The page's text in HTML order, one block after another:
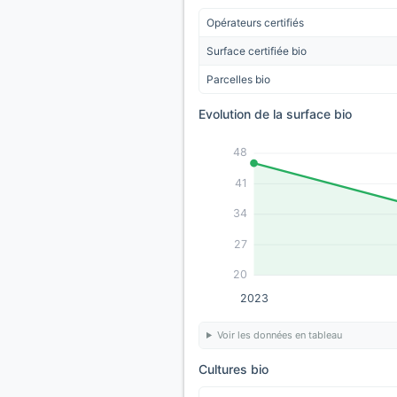
Opérateurs certifiés
Surface certifiée bio
Parcelles bio
Evolution de la surface bio
20
27
34
41
48
2023
Voir les données en tableau
Cultures bio